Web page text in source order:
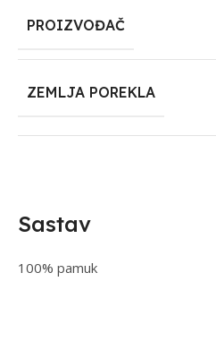
PROIZVOĐAČ
ZEMLJA POREKLA
Sastav
100% pamuk